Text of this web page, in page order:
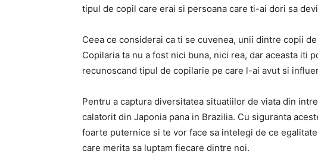
tipul de copil care erai si persoana care ti-ai dori sa
Ceea ce considerai ca ti se cuvenea, unii dintre copii
Copilaria ta nu a fost nici buna, nici rea, dar aceasta iti
recunoscand tipul de copilarie pe care l-ai avut si
Pentru a captura diversitatea situatiilor de viata din
calatorit din Japonia pana in Brazilia. Cu siguranta
foarte puternice si te vor face sa intelegi de ce
care merita sa luptam fiecare dintre noi.